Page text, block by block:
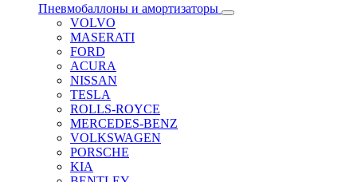
Пневмобаллоны и амортизаторы
VOLVO
MASERATI
FORD
ACURA
NISSAN
TESLA
ROLLS-ROYCE
MERCEDES-BENZ
VOLKSWAGEN
PORSCHE
KIA